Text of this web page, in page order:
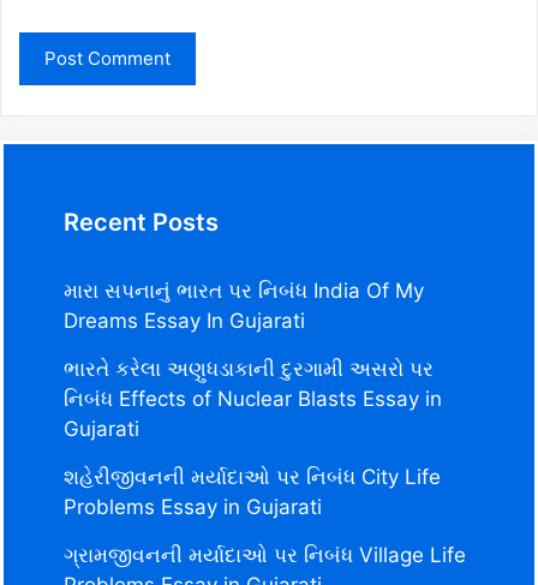
Recent Posts
મારા સપનાનું ભારત પર નિબંધ India Of My
Dreams Essay In Gujarati
ભારતે કરેલા અણુધડાકાની દુરગામી અસરો પર
નિબંધ Effects of Nuclear Blasts Essay in
Gujarati
શહેરીજીવનની મર્યાદાઓ પર નિબંધ City Life
Problems Essay in Gujarati
ગ્રામજીવનની મર્યાદાઓ પર નિબંધ Village Life